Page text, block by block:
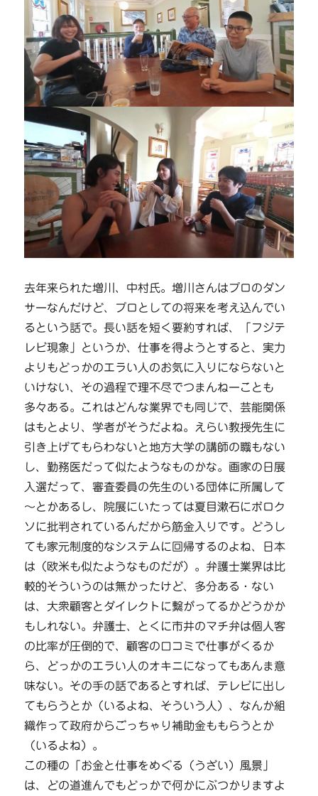
去年来られた増川、中村氏。増川さんはプロのダン
サーなんだけど、プロとしての将来を考え込んでい
るという話で。長い話を短く要約すれば、「フジテ
レビ現象」というか、仕事を得ようとすると、実力
よりもどっかのエラい人のお気に入りにならないと
いけない、その過程で理不尽でつまんねーことも
多々ある。これはどんな業界でも同じで、芸能関係
はもとより、学者がそうだよね。えらい教授先生に
引き上げてもらわないと地方大学の講師の職もない
し、勤務医だって似たようなものかな。画家の日展
入選だって、審査委員の先生のいる団体に所属して
～とかあるし、院展にいたっては夏目漱石にボロク
ソに批判されているんだから筋金入りです。どうし
ても家元制度的なシステムに回帰するのよね、日本
は（欧米も似たようなものだが）。弁護士業界は比
較的そういうのは無かったけど、多分ある・ない
は、大衆顧客とダイレクトに繋がってるかどうかか
もしれない。弁護士、とくに市井のマチ弁は個人客
の比率が圧倒的で、顧客の口コミで仕事がくるか
ら、どっかのエラい人のオキニになってもあんま意
味ない。その手の話であるとすれば、テレビに出し
てもらうとか（いるよね、そういう人）、なんか組
織作って政府からごっちゃり補助金ももらうとか
（いるよね）。
この種の「お金と仕事をめぐる（うざい）風景」
は、どの道進んでもどっかで何かにぶつかりますよ